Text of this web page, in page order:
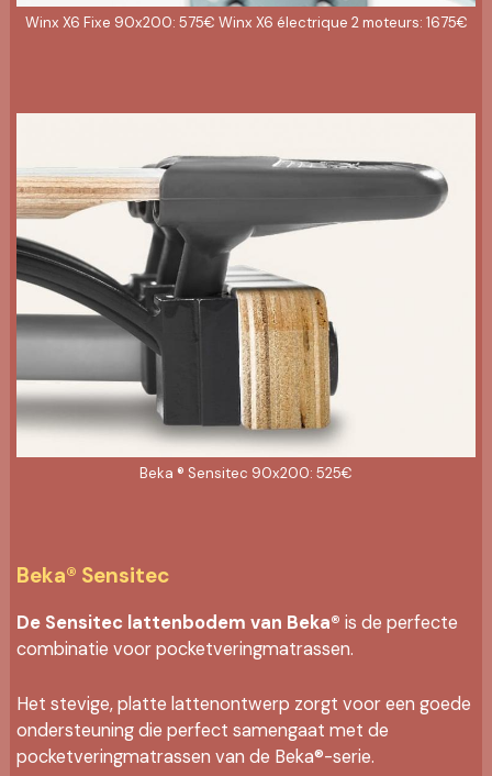
Winx X6 Fixe 90x200: 575€ Winx X6 électrique 2 moteurs: 1675€
Beka ® Sensitec 90x200: 525€
Beka® Sensitec
De Sensitec lattenbodem van Beka® is de perfecte
combinatie voor pocketveringmatrassen.
Het stevige, platte lattenontwerp zorgt voor een goede
ondersteuning die perfect samengaat met de
pocketveringmatrassen van de Beka®-serie.